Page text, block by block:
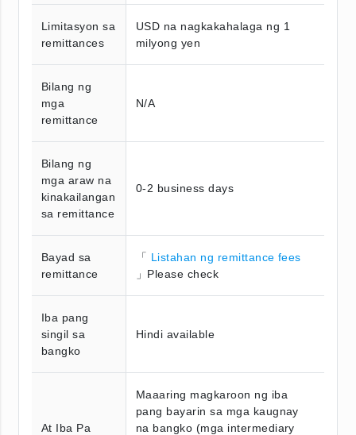
Limitasyon sa
remittances
USD na nagkakahalaga ng 1
milyong yen
Bilang ng
mga
remittance
N/A
Bilang ng
mga araw na
kinakailangan
sa remittance
0-2 business days
Bayad sa
remittance
「 Listahan ng remittance fees
」Please check
Iba pang
singil sa
bangko
Hindi available
At Iba Pa
Maaaring magkaroon ng iba
pang bayarin sa mga kaugnay
na bangko (mga intermediary